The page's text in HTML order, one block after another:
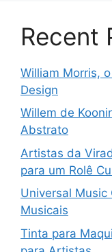
Recent
William Morris,
Design
Willem de
Abstrato
Artistas da
para um Rolê
Universal Music
Musicais
Tinta para